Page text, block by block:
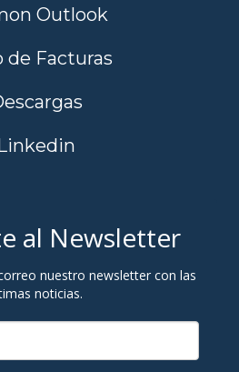
Outlook
de Facturas
al Newsletter
nuestro newsletter con las
noticias.